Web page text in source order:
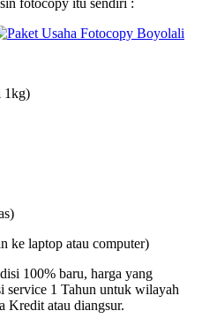
1kg)
ke laptop atau computer)
100% baru, harga yang
service 1 Tahun untuk wilayah
Kredit atau diangsur.